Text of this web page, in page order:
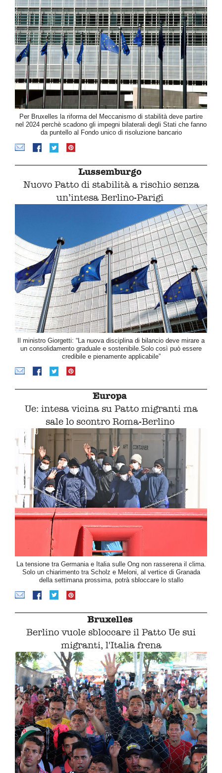
Per Bruxelles la riforma del Meccanismo di stabilità deve partire
nel 2024 perchè scadono gli impegni bilaterali degli Stati che fanno
da puntello al Fondo unico di risoluzione bancario
Lussemburgo
Nuovo Patto di stabilità a rischio senza
un’intesa Berlino-Parigi
Il ministro Giorgetti: “La nuova disciplina di bilancio deve mirare a
un consolidamento graduale e sostenibile.Solo così può essere
credibile e pienamente applicabile”
Europa
Ue: intesa vicina su Patto migranti ma
sale lo scontro Roma-Berlino
La tensione tra Germania e Italia sulle Ong non rasserena il clima.
Solo un chiarimento tra Scholz e Meloni, al vertice di Granada
della settimana prossima, potrà sbloccare lo stallo
Bruxelles
Berlino vuole sbloccare il Patto Ue sui
migranti, l'Italia frena